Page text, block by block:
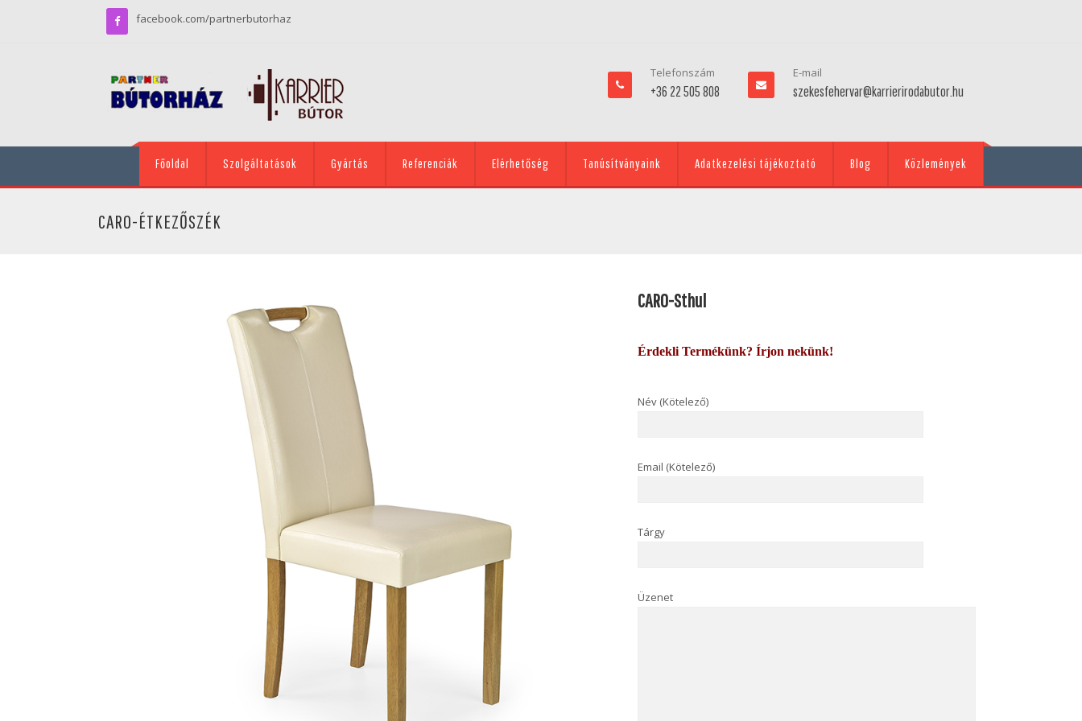
facebook.com/partnerbutorhaz
Telefonszám
+36 22 505 808
E-mail
szekesfehervar@karrierirodabutor.hu
Főoldal Szolgáltatások Gyártás Referenciák Elérhetőség Tanúsítványaink Adatkezelési tájékoztató Blog Közlemények
CARO-ÉTKEZŐSZÉK
CARO-Sthul
Érdekli Termékünk? Írjon nekünk!
Név (Kötelező)
Email (Kötelező)
Tárgy
Üzenet